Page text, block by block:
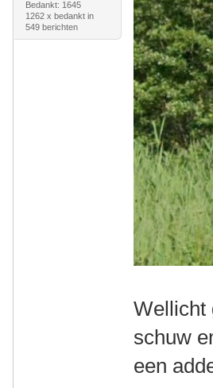
Bedankt: 1645
1262 x bedankt in
549 berichten
Wellicht
schuw
een